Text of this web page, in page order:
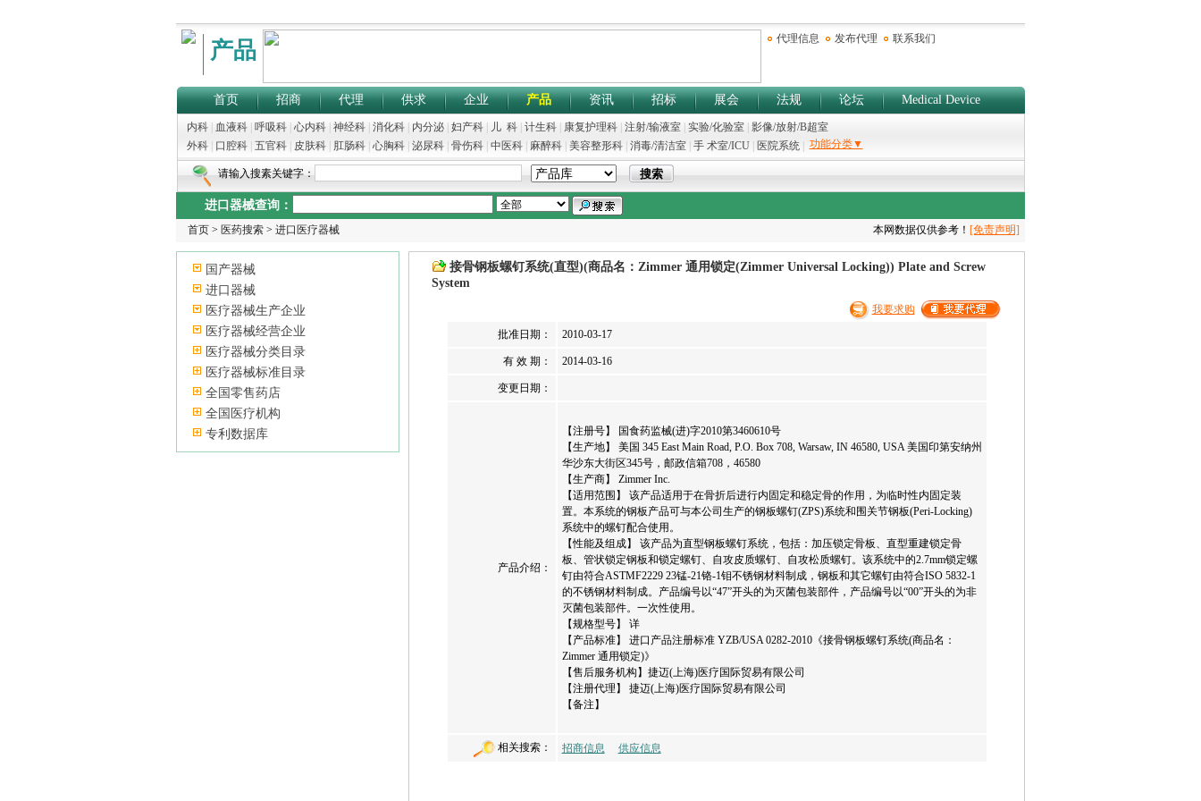
产品 代理信息 发布代理 联系我们
首页 招商 代理 供求 企业 产品 资讯 招标 展会 法规 论坛 Medical Device
内科| 血液科| 呼吸科| 心内科| 神经科| 消化科| 内分泌| 妇产科 儿 科| 计生科| 康复护理科| 注射/输液室| 实验/化验室| 影像/放射/B超室
外科| 口腔科| 五官科| 皮肤科| 肛肠科| 心胸科| 泌尿科| 骨伤科| 中医科| 麻醉科| 美容整形科| 消毒/清洁室| 手 术室/ICU 医院系统| 功能分类▼
请输入搜素关键字：
进口器械查询：
首页 > 医药搜索 > 进口医疗器械 本网数据仅供参考！ [免责声明]
国产器械
进口器械
医疗器械生产企业
医疗器械经营企业
医疗器械分类目录
医疗器械标准目录
全国零售药店
全国医疗机构
专利数据库
接骨钢板螺钉系统(直型)(商品名：Zimmer 通用锁定(Zimmer Universal Locking)) Plate and Screw
System
我要求购
批准日期： 2010-03-17
有 效 期： 2014-03-16
变更日期：
产品介绍：
【注册号】 国食药监械(进)字2010第3460610号
【生产地】 美国 345 East Main Road, P.O. Box 708, Warsaw, IN 46580, USA 美国印第安纳州
华沙东大街区345号，邮政信箱708，46580
【生产商】 Zimmer Inc.
【适用范围】 该产品适用于在骨折后进行内固定和稳定骨的作用，为临时性内固定装
置。本系统的钢板产品可与本公司生产的钢板螺钉(ZPS)系统和围关节钢板(Peri-Locking)
系统中的螺钉配合使用。
【性能及组成】 该产品为直型钢板螺钉系统，包括：加压锁定骨板、直型重建锁定骨
板、管状锁定钢板和锁定螺钉、自攻皮质螺钉、自攻松质螺钉。该系统中的2.7mm锁定螺
钉由符合ASTMF2229 23锰-21铬-1钼不锈钢材料制成，钢板和其它螺钉由符合ISO 5832-1
的不锈钢材料制成。产品编号以“47”开头的为灭菌包装部件，产品编号以“00”开头的为非
灭菌包装部件。一次性使用。
【规格型号】 详
【产品标准】 进口产品注册标准 YZB/USA 0282-2010《接骨钢板螺钉系统(商品名：
Zimmer 通用锁定)》
【售后服务机构】捷迈(上海)医疗国际贸易有限公司
【注册代理】 捷迈(上海)医疗国际贸易有限公司
【备注】
相关搜索： 招商信息 供应信息